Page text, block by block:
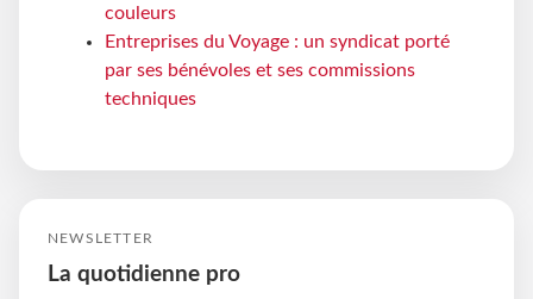
couleurs
Entreprises du Voyage : un syndicat porté
par ses bénévoles et ses commissions
techniques
NEWSLETTER
La quotidienne pro